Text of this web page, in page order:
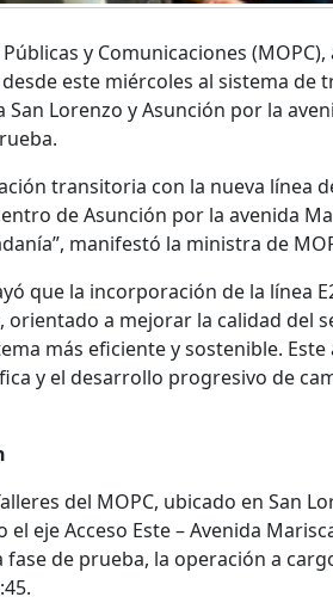
y Comunicaciones
este miércoles al sistema de
San Lorenzo y Asunción por la
transitoria con la nueva línea
de Asunción por la avenida
manifestó la ministra de
que la incorporación de la línea
a mejorar la calidad del
más eficiente y sostenible.
y el desarrollo progresivo de
del MOPC, ubicado en San
eje Acceso Este – Avenida
de prueba, la operación a